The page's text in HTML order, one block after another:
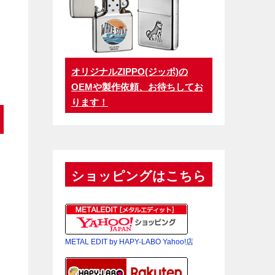
オリジナルZIPPO(ジッポ)の
OEMや製作依頼、お待ちしてお
ります！
ショッピングはこちら
METAL EDIT by HAPY-LABO Yahoo!店